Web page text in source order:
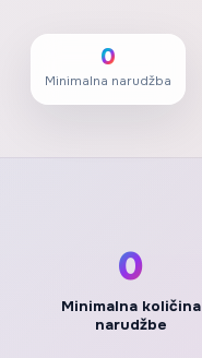
0
Minimalna narudžba
0
Minimalna količina
narudžbe